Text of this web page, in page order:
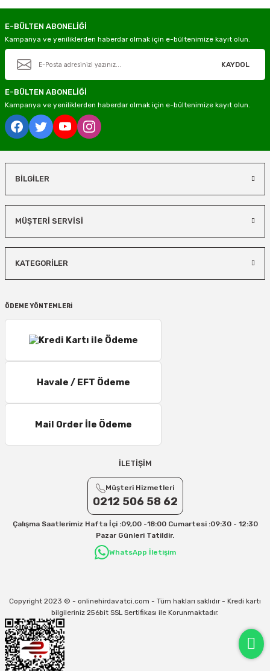
E-BÜLTEN ABONELİĞİ
Kampanya ve yeniliklerden haberdar olmak için e-bültenimize kayıt olun.
KAYDOL
E-BÜLTEN ABONELİĞİ
Kampanya ve yeniliklerden haberdar olmak için e-bültenimize kayıt olun.
BİLGİLER
MÜŞTERİ SERVİSİ
KATEGORİLER
ÖDEME YÖNTEMLERİ
Havale / EFT Ödeme
Mail Order İle Ödeme
İLETİŞİM
Müşteri Hizmetleri
0212 506 58 62
Çalışma Saatlerimiz Hafta İçi :09,00 -18:00 Cumartesi :09:30 - 12:30
Pazar Günleri Tatildir.
WhatsApp İletişim
Copyright 2023 © - onlinehirdavatci.com - Tüm hakları saklıdır - Kredi kartı
bilgileriniz 256bit SSL Sertifikası ile Korunmaktadır.